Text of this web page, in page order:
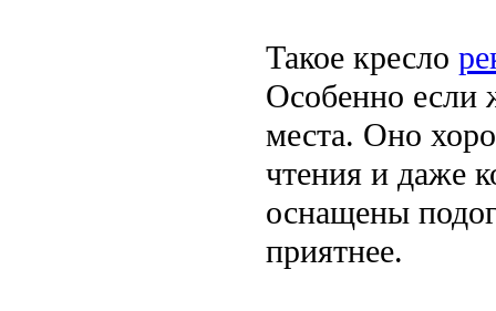
Такое кресло
Особенно если
места. Оно
чтения и даже
оснащены
приятнее.